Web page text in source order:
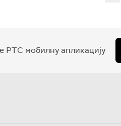
РТС мобилну апликацију